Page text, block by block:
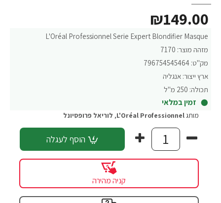
L'Oréal Professionnel Serie Expert Blondifier Masque
מזהה מוצר: 7170
מק"ט: 796754545464
ארץ ייצור: אנגליה
תכולה: 250 מ"ל
זמין במלאי
₪149.00
מותגL'Oréal Professionnel
, לוריאל פרופסיונל
הוסף לעגלה
קניה מהירה